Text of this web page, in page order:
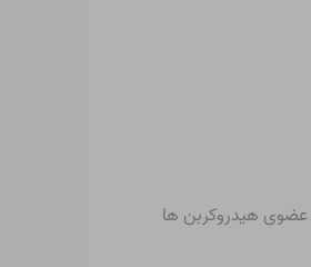
عضوی هیدروکربن ها